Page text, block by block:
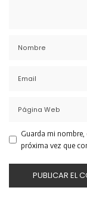
Guarda mi
próxima vez que